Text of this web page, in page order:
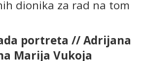
dionika za rad na tom
portreta // Adrijana
Marija Vukoja